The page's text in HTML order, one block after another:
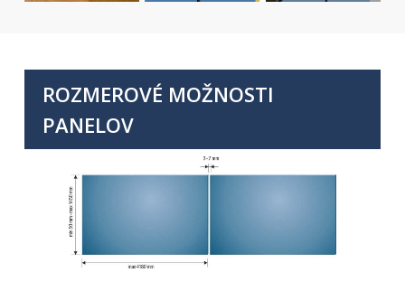
ROZMEROVÉ MOŽNOSTI
PANELOV